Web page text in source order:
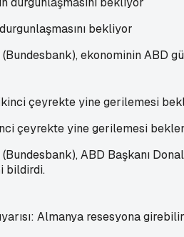
bekliyor
ekonominin ABD
çeyrekte yine gerilemesi
ABD Başkanı
bildirdi.